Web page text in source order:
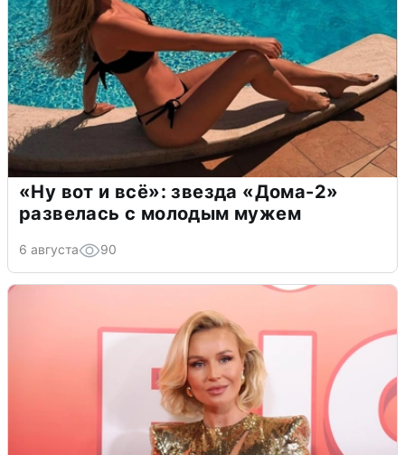
«Ну вот и всё»: звезда «Дома-2»
развелась с молодым мужем
6 августа 90